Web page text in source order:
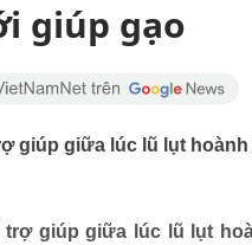
giúp gạo
giúp giữa lúc lũ lụt
giúp giữa lúc lũ lụt